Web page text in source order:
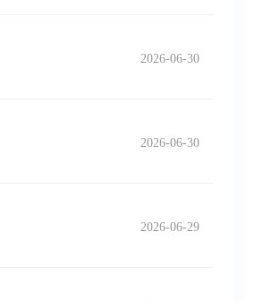
2026-06-30
2026-06-30
2026-06-29